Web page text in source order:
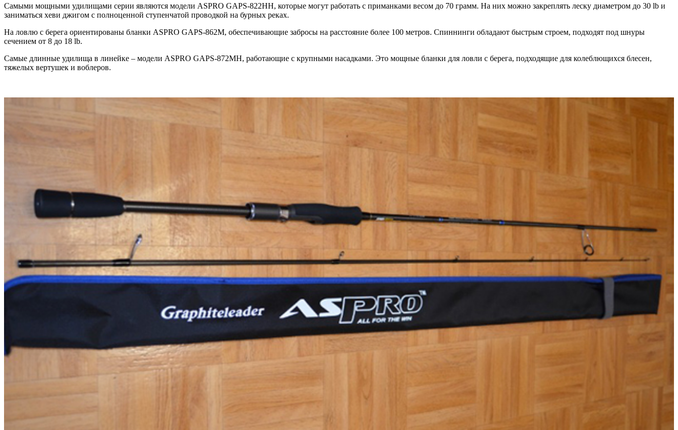
Самыми мощными удилищами серии являются модели ASPRO GAPS-822HH, которые могут работать с приманками весом до 70 грамм. На них можно закреплять леску диаметром до 30 lb и
заниматься хеви джигом с полноценной ступенчатой проводкой на бурных реках.
На ловлю с берега ориентированы бланки ASPRO GAPS-862M, обеспечивающие забросы на расстояние более 100 метров. Спиннинги обладают быстрым строем, подходят под шнуры
сечением от 8 до 18 lb.
Самые длинные удилища в линейке – модели ASPRO GAPS-872MH, работающие с крупными насадками. Это мощные бланки для ловли с берега, подходящие для колеблющихся блесен,
тяжелых вертушек и воблеров.